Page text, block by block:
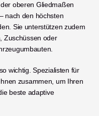
oberen Gliedmaßen
nach den höchsten
Sie unterstützen zudem
Zuschüssen oder
wichtig. Spezialisten für
zusammen, um Ihren
beste adaptive